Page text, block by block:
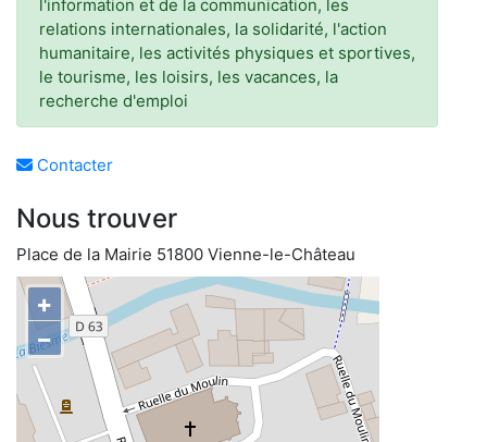
l'information et de la communication, les
relations internationales, la solidarité, l'action
humanitaire, les activités physiques et sportives,
le tourisme, les loisirs, les vacances, la
recherche d'emploi
Contacter
Nous trouver
Place de la Mairie 51800 Vienne-le-Château
+
−